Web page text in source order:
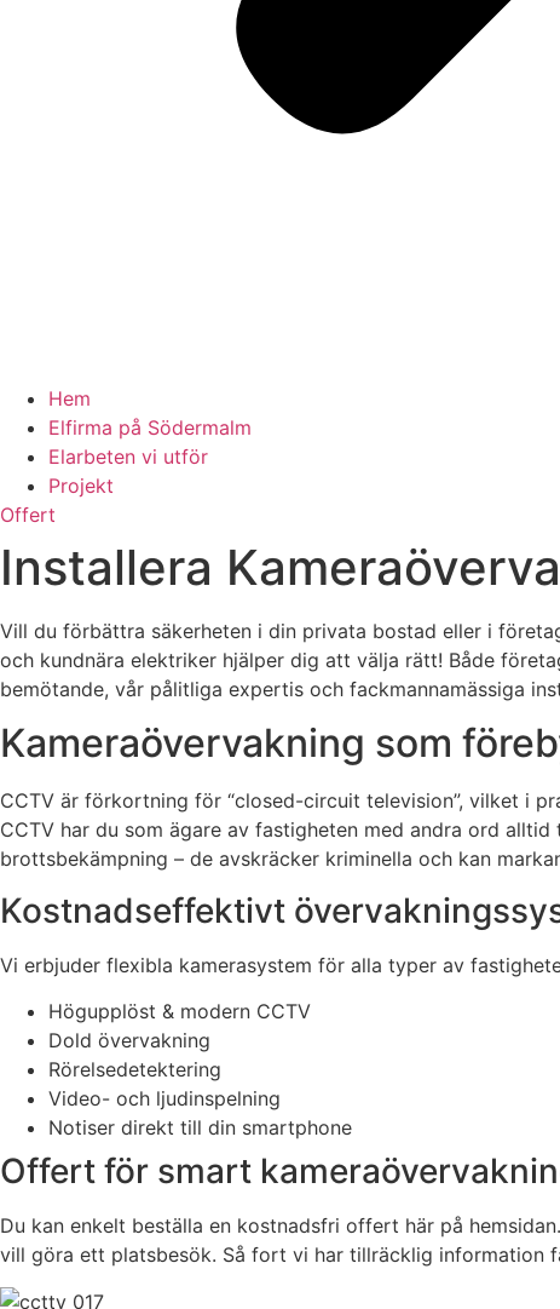
Hem
Elfirma på Södermalm
Elarbeten vi utför
Projekt
Offert
Installera
Vill du förbättra säkerheten i din privata bostad eller i
och kundnära elektriker hjälper dig att välja rätt! Både
bemötande, vår pålitliga expertis och fackmannamässiga
Kameraövervakning som
CCTV är förkortning för “closed-circuit television”, vilket i
CCTV har du som ägare av fastigheten med andra ord
brottsbekämpning – de avskräcker kriminella och kan
Kostnadseffektivt
Vi erbjuder flexibla kamerasystem för alla typer av
Högupplöst & modern CCTV
Dold övervakning
Rörelsedetektering
Video- och ljudinspelning
Notiser direkt till din smartphone
Offert för smart
Du kan enkelt beställa en kostnadsfri offert här på
vill göra ett platsbesök. Så fort vi har tillräcklig information